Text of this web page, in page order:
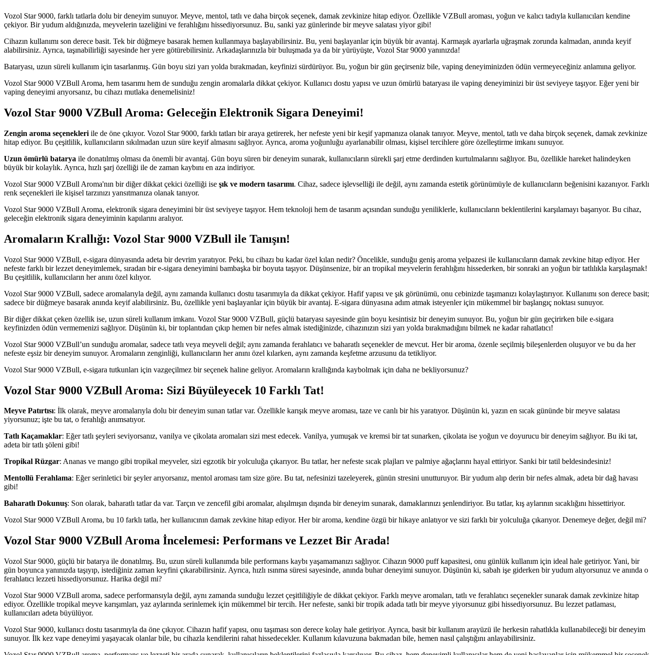
Vozol Star 9000, farklı tatlarla dolu bir deneyim sunuyor. Meyve, mentol, tatlı ve daha birçok seçenek, damak zevkinize hitap ediyor. Özellikle VZBull aroması, yoğun ve kalıcı tadıyla kullanıcıları kendine
çekiyor. Bir yudum aldığınızda, meyvelerin tazeliğini ve ferahlığını hissediyorsunuz. Bu, sanki yaz günlerinde bir meyve salatası yiyor gibi!
Cihazın kullanımı son derece basit. Tek bir düğmeye basarak hemen kullanmaya başlayabilirsiniz. Bu, yeni başlayanlar için büyük bir avantaj. Karmaşık ayarlarla uğraşmak zorunda kalmadan, anında keyif
alabilirsiniz. Ayrıca, taşınabilirliği sayesinde her yere götürebilirsiniz. Arkadaşlarınızla bir buluşmada ya da bir yürüyüşte, Vozol Star 9000 yanınızda!
Bataryası, uzun süreli kullanım için tasarlanmış. Gün boyu sizi yarı yolda bırakmadan, keyfinizi sürdürüyor. Bu, yoğun bir gün geçirseniz bile, vaping deneyiminizden ödün vermeyeceğiniz anlamına geliyor.
Vozol Star 9000 VZBull Aroma, hem tasarımı hem de sunduğu zengin aromalarla dikkat çekiyor. Kullanıcı dostu yapısı ve uzun ömürlü bataryası ile vaping deneyiminizi bir üst seviyeye taşıyor. Eğer yeni bir
vaping deneyimi arıyorsanız, bu cihazı mutlaka denemelisiniz!
Vozol Star 9000 VZBull Aroma: Geleceğin Elektronik Sigara Deneyimi!
Zengin aroma seçenekleri ile de öne çıkıyor. Vozol Star 9000, farklı tatları bir araya getirerek, her nefeste yeni bir keşif yapmanıza olanak tanıyor. Meyve, mentol, tatlı ve daha birçok seçenek, damak zevkinize
hitap ediyor. Bu çeşitlilik, kullanıcıların sıkılmadan uzun süre keyif almasını sağlıyor. Ayrıca, aroma yoğunluğu ayarlanabilir olması, kişisel tercihlere göre özelleştirme imkanı sunuyor.
Uzun ömürlü batarya ile donatılmış olması da önemli bir avantaj. Gün boyu süren bir deneyim sunarak, kullanıcıların sürekli şarj etme derdinden kurtulmalarını sağlıyor. Bu, özellikle hareket halindeyken
büyük bir kolaylık. Ayrıca, hızlı şarj özelliği ile de zaman kaybını en aza indiriyor.
Vozol Star 9000 VZBull Aroma'nın bir diğer dikkat çekici özelliği ise şık ve modern tasarımı. Cihaz, sadece işlevselliği ile değil, aynı zamanda estetik görünümüyle de kullanıcıların beğenisini kazanıyor. Farklı
renk seçenekleri ile kişisel tarzınızı yansıtmanıza olanak tanıyor.
Vozol Star 9000 VZBull Aroma, elektronik sigara deneyimini bir üst seviyeye taşıyor. Hem teknoloji hem de tasarım açısından sunduğu yeniliklerle, kullanıcıların beklentilerini karşılamayı başarıyor. Bu cihaz,
geleceğin elektronik sigara deneyiminin kapılarını aralıyor.
Aromaların Krallığı: Vozol Star 9000 VZBull ile Tanışın!
Vozol Star 9000 VZBull, e-sigara dünyasında adeta bir devrim yaratıyor. Peki, bu cihazı bu kadar özel kılan nedir? Öncelikle, sunduğu geniş aroma yelpazesi ile kullanıcıların damak zevkine hitap ediyor. Her
nefeste farklı bir lezzet deneyimlemek, sıradan bir e-sigara deneyimini bambaşka bir boyuta taşıyor. Düşünsenize, bir an tropikal meyvelerin ferahlığını hissederken, bir sonraki an yoğun bir tatlılıkla karşılaşmak!
Bu çeşitlilik, kullanıcıların her anını özel kılıyor.
Vozol Star 9000 VZBull, sadece aromalarıyla değil, aynı zamanda kullanıcı dostu tasarımıyla da dikkat çekiyor. Hafif yapısı ve şık görünümü, onu cebinizde taşımanızı kolaylaştırıyor. Kullanımı son derece basit;
sadece bir düğmeye basarak anında keyif alabilirsiniz. Bu, özellikle yeni başlayanlar için büyük bir avantaj. E-sigara dünyasına adım atmak isteyenler için mükemmel bir başlangıç noktası sunuyor.
Bir diğer dikkat çeken özellik ise, uzun süreli kullanım imkanı. Vozol Star 9000 VZBull, güçlü bataryası sayesinde gün boyu kesintisiz bir deneyim sunuyor. Bu, yoğun bir gün geçirirken bile e-sigara
keyfinizden ödün vermemenizi sağlıyor. Düşünün ki, bir toplantıdan çıkıp hemen bir nefes almak istediğinizde, cihazınızın sizi yarı yolda bırakmadığını bilmek ne kadar rahatlatıcı!
Vozol Star 9000 VZBull’un sunduğu aromalar, sadece tatlı veya meyveli değil; aynı zamanda ferahlatıcı ve baharatlı seçenekler de mevcut. Her bir aroma, özenle seçilmiş bileşenlerden oluşuyor ve bu da her
nefeste eşsiz bir deneyim sunuyor. Aromaların zenginliği, kullanıcıların her anını özel kılarken, aynı zamanda keşfetme arzusunu da tetikliyor.
Vozol Star 9000 VZBull, e-sigara tutkunları için vazgeçilmez bir seçenek haline geliyor. Aromaların krallığında kaybolmak için daha ne bekliyorsunuz?
Vozol Star 9000 VZBull Aroma: Sizi Büyüleyecek 10 Farklı Tat!
Meyve Patırtısı: İlk olarak, meyve aromalarıyla dolu bir deneyim sunan tatlar var. Özellikle karışık meyve aroması, taze ve canlı bir his yaratıyor. Düşünün ki, yazın en sıcak gününde bir meyve salatası
yiyorsunuz; işte bu tat, o ferahlığı anımsatıyor.
Tatlı Kaçamaklar: Eğer tatlı şeyleri seviyorsanız, vanilya ve çikolata aromaları sizi mest edecek. Vanilya, yumuşak ve kremsi bir tat sunarken, çikolata ise yoğun ve doyurucu bir deneyim sağlıyor. Bu iki tat,
adeta bir tatlı şöleni gibi!
Tropikal Rüzgar: Ananas ve mango gibi tropikal meyveler, sizi egzotik bir yolculuğa çıkarıyor. Bu tatlar, her nefeste sıcak plajları ve palmiye ağaçlarını hayal ettiriyor. Sanki bir tatil beldesindesiniz!
Mentollü Ferahlama: Eğer serinletici bir şeyler arıyorsanız, mentol aroması tam size göre. Bu tat, nefesinizi tazeleyerek, günün stresini unutturuyor. Bir yudum alıp derin bir nefes almak, adeta bir dağ havası
gibi!
Baharatlı Dokunuş: Son olarak, baharatlı tatlar da var. Tarçın ve zencefil gibi aromalar, alışılmışın dışında bir deneyim sunarak, damaklarınızı şenlendiriyor. Bu tatlar, kış aylarının sıcaklığını hissettiriyor.
Vozol Star 9000 VZBull Aroma, bu 10 farklı tatla, her kullanıcının damak zevkine hitap ediyor. Her bir aroma, kendine özgü bir hikaye anlatıyor ve sizi farklı bir yolculuğa çıkarıyor. Denemeye değer, değil mi?
Vozol Star 9000 VZBull Aroma İncelemesi: Performans ve Lezzet Bir Arada!
Vozol Star 9000, güçlü bir batarya ile donatılmış. Bu, uzun süreli kullanımda bile performans kaybı yaşamamanızı sağlıyor. Cihazın 9000 puff kapasitesi, onu günlük kullanım için ideal hale getiriyor. Yani, bir
gün boyunca yanınızda taşıyıp, istediğiniz zaman keyfini çıkarabilirsiniz. Ayrıca, hızlı ısınma süresi sayesinde, anında buhar deneyimi sunuyor. Düşünün ki, sabah işe giderken bir yudum alıyorsunuz ve anında o
ferahlatıcı lezzeti hissediyorsunuz. Harika değil mi?
Vozol Star 9000 VZBull aroma, sadece performansıyla değil, aynı zamanda sunduğu lezzet çeşitliliğiyle de dikkat çekiyor. Farklı meyve aromaları, tatlı ve ferahlatıcı seçenekler sunarak damak zevkinize hitap
ediyor. Özellikle tropikal meyve karışımları, yaz aylarında serinlemek için mükemmel bir tercih. Her nefeste, sanki bir tropik adada tatlı bir meyve yiyorsunuz gibi hissediyorsunuz. Bu lezzet patlaması,
kullanıcıları adeta büyülüyor.
Vozol Star 9000, kullanıcı dostu tasarımıyla da öne çıkıyor. Cihazın hafif yapısı, onu taşıması son derece kolay hale getiriyor. Ayrıca, basit bir kullanım arayüzü ile herkesin rahatlıkla kullanabileceği bir deneyim
sunuyor. İlk kez vape deneyimi yaşayacak olanlar bile, bu cihazla kendilerini rahat hissedecekler. Kullanım kılavuzuna bakmadan bile, hemen nasıl çalıştığını anlayabilirsiniz.